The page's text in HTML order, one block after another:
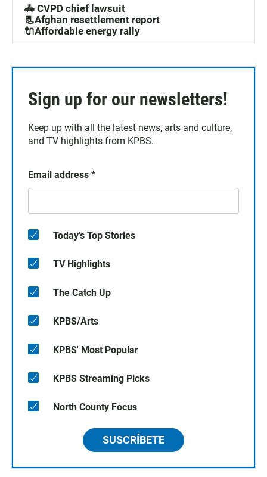
🚓 CVPD chief lawsuit
📃Afghan resettlement report
🔌Affordable energy rally
Sign up for our newsletters!
Keep up with all the latest news, arts and culture,
and TV highlights from KPBS.
Email address *
Today's Top Stories
TV Highlights
The Catch Up
KPBS/Arts
KPBS' Most Popular
KPBS Streaming Picks
North County Focus
SUSCRÍBETE